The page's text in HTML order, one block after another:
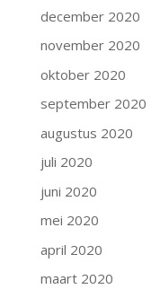
december 2020
november 2020
oktober 2020
september 2020
augustus 2020
juli 2020
juni 2020
mei 2020
april 2020
maart 2020